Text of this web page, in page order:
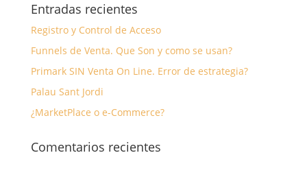
Entradas recientes
Registro y Control de Acceso
Funnels de Venta. Que Son y como se usan?
Primark SIN Venta On Line. Error de estrategia?
Palau Sant Jordi
¿MarketPlace o e-Commerce?
Comentarios recientes